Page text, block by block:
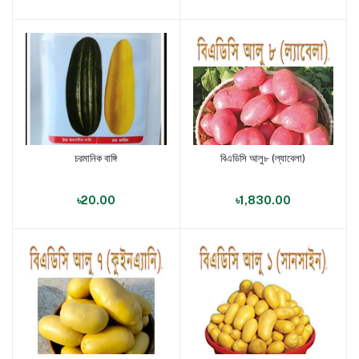
পণ্য যোগ করুন
চরমানিক বাঙ্গি
৳20.00
পণ্য যোগ করুন
বিএডিসি আলু৮ (ল্যাবেলা)
৳1,830.00